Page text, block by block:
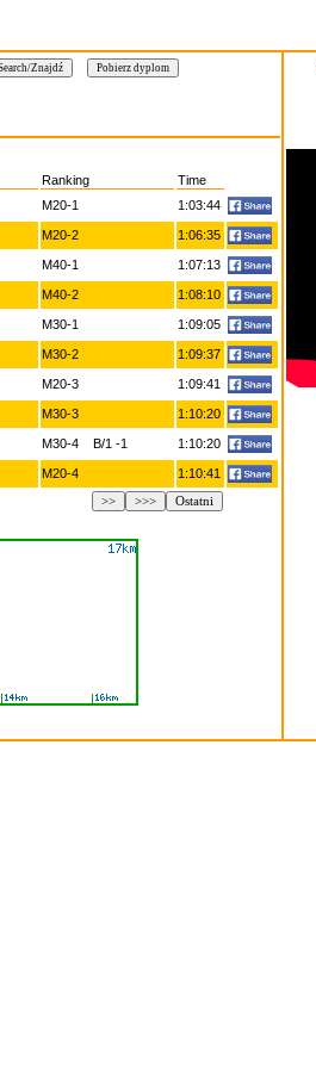
Ranking
Time
M20-1 1:03:44
M20-2 1:06:35
M40-1 1:07:13
M40-2 1:08:10
M30-1 1:09:05
M30-2 1:09:37
M20-3 1:09:41
M30-3 1:10:20
M30-4 B/1 -1 1:10:20
M20-4 1:10:41
Ostatni
>>>
>>